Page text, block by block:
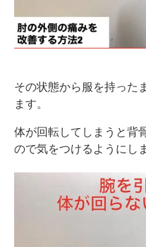
その状態から服を持った
ます。
体が回転してしまうと背
ので気をつけるようにし